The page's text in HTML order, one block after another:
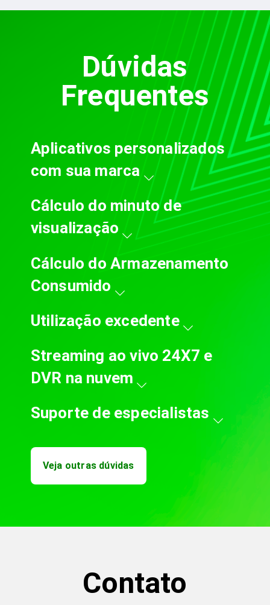
Dúvidas
Frequentes
Aplicativos personalizados
com sua marca
Cálculo do minuto de
visualização
Cálculo do Armazenamento
Consumido
Utilização excedente
Streaming ao vivo 24X7 e
DVR na nuvem
Suporte de especialistas
Veja outras dúvidas
Contato